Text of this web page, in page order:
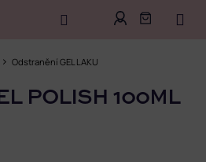
Odstranění GEL LAKU
POLISH 100ML